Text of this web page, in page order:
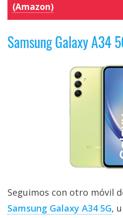
(Amazon)
Samsung Galaxy A34
Seguimos con otro móvil
Samsung Galaxy A34 5G,